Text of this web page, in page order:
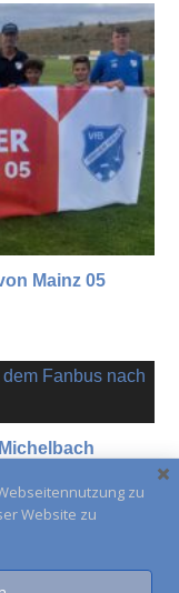
Mainz 05
zu
Website zu